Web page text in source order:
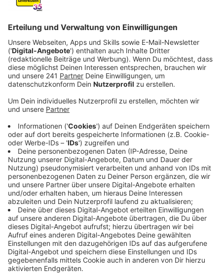
Natur und im menschlichen Körper kaum abgebaut
werden können.
Veröffentlicht: Mittwoch, 24.09.2025 15:37
Anzeige
BUND fordert Reinigung
Anzeige
Der Umweltverband BUND hat sich jetzt ans
Umweltministerium gewandt. Der will, dass bei
Currenta eine zusätzliche Reinigungsstufe für
Sickerwasser eingeführt wird. Denn aktuell landet das
ungefiltert in der Kläranlage, die die PFAS aber nicht
aus dem Wasser herausbekommt. Der BUND beruft
sich auf Anlagen in NRW, wo das erfolgreich gemacht
wird, beispielsweise die Shell-Raffinerie oder der
Düsseldorfer Flughafen.
Anzeige